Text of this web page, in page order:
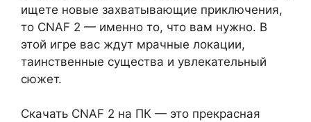
ищете новые захватывающие приключения,
то CNAF 2 — именно то, что вам нужно. В
этой игре вас ждут мрачные локации,
таинственные существа и увлекательный
сюжет.
Скачать CNAF 2 на ПК — это прекрасная